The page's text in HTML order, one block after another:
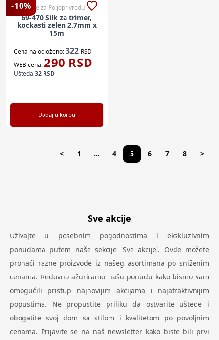
-10%Sve za Poljoprivredu
69-470 Silk za trimer,
kockasti zelen 2.7mm x
15m
Cena na odloženo:322 RSD
WEB cena: 290 RSD
Ušteda 32 RSD
Dodaj u korpu
< 1 ... 4 5 6 7 8 >
Sve akcije
Uživajte u posebnim pogodnostima i ekskluzivnim
ponudama putem naše sekcije 'Sve akcije'. Ovde možete
pronaći razne proizvode iz našeg asortimana po sniženim
cenama. Redovno ažuriramo našu ponudu kako bismo vam
omogućili pristup najnovijim akcijama i najatraktivnijim
popustima. Ne propustite priliku da ostvarite uštede i
obogatite svoj dom sa stilom i kvalitetom po povoljnim
cenama. Prijavite se na naš newsletter kako biste bili prvi